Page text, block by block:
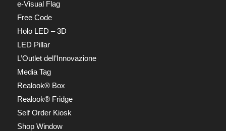
e-Visual Flag
Free Code
Holo LED – 3D
LED Pillar
L’Outlet dell’Innovazione
Media Tag
Realook® Box
Realook® Fridge
Self Order Kiosk
Shop Window